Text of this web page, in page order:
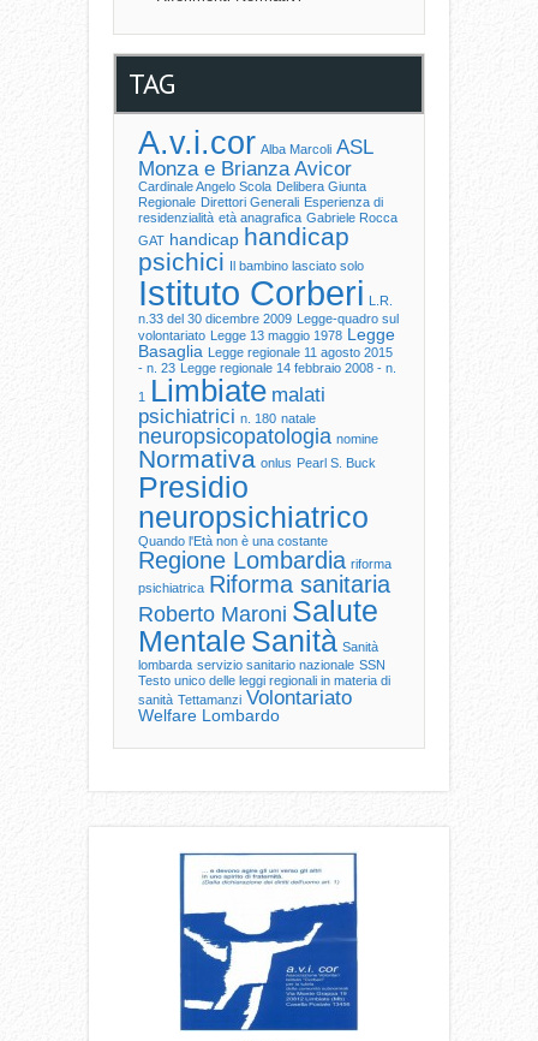
TAG
A.v.i.cor Alba Marcoli ASL
Monza e Brianza Avicor
Cardinale Angelo Scola Delibera Giunta
Regionale Direttori Generali Esperienza di
residenzialità età anagrafica Gabriele Rocca
GAT handicap handicap
psichici Il bambino lasciato solo
Istituto Corberi L.R.
n.33 del 30 dicembre 2009 Legge-quadro sul
volontariato Legge 13 maggio 1978 Legge
Basaglia Legge regionale 11 agosto 2015
- n. 23 Legge regionale 14 febbraio 2008 - n.
1
Limbiate malati
psichiatrici n. 180 natale
neuropsicopatologia nomine
Normativa onlus Pearl S. Buck
Presidio
neuropsichiatrico
Quando l'Età non è una costante
Regione Lombardia riforma
psichiatrica Riforma sanitaria
Roberto Maroni Salute
Mentale Sanità Sanità
lombarda servizio sanitario nazionale SSN
Testo unico delle leggi regionali in materia di
sanità Tettamanzi Volontariato
Welfare Lombardo